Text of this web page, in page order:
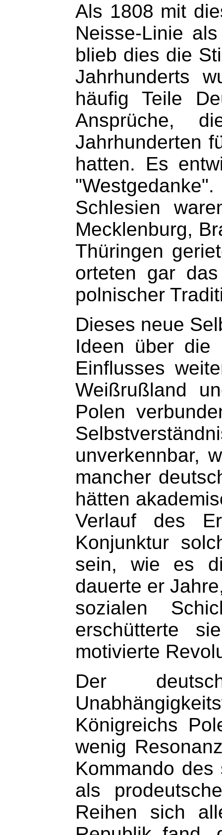
Als 1808 mit
Neisse-Linie
blieb dies die
Jahrhunderts
häufig Teile
Ansprüche,
Jahrhunderten
hatten. Es
Schlesien
Mecklenburg,
Thüringen
orteten gar
polnischer
Dieses neue
Ideen über die
Einflusses
Weißrußland
Polen
unverkennbar,
mancher
hätten
Verlauf des
Konjunktur
sein, wie es
dauerte er
sozialen
erschütterte
motivierte
Der
Königreichs
wenig
Kommando
als
Reihen sich